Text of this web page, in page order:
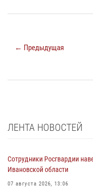
← Предыдущая
ЛЕНТА НОВОСТЕЙ
Сотрудники Росгвардии
Ивановской области
07 августа 2026, 13:06